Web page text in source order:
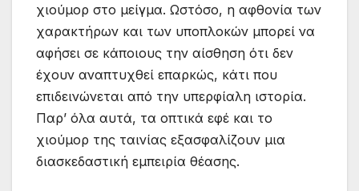
χιούμορ στο μείγμα. Ωστόσο, η αφθονία των
χαρακτήρων και των υποπλοκών μπορεί να
αφήσει σε κάποιους την αίσθηση ότι δεν
έχουν αναπτυχθεί επαρκώς, κάτι που
επιδεινώνεται από την υπερφίαλη ιστορία.
Παρ’ όλα αυτά, τα οπτικά εφέ και το
χιούμορ της ταινίας εξασφαλίζουν μια
διασκεδαστική εμπειρία θέασης.